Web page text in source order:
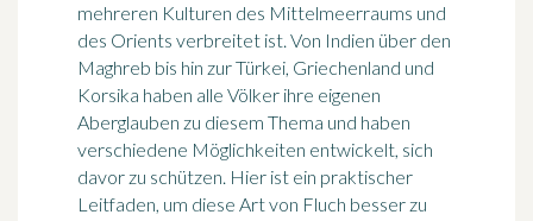
mehreren Kulturen des Mittelmeerraums und
des Orients verbreitet ist. Von Indien über den
Maghreb bis hin zur Türkei, Griechenland und
Korsika haben alle Völker ihre eigenen
Aberglauben zu diesem Thema und haben
verschiedene Möglichkeiten entwickelt, sich
davor zu schützen. Hier ist ein praktischer
Leitfaden, um diese Art von Fluch besser zu